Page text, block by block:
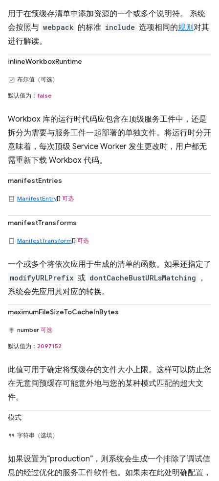
用于在预缓存清单中添加资源的一个或多个说明符。 系统
会按照与 webpack 的标准 include 选项相同的规则对其
进行解读。
inlineWorkboxRuntime
布尔值（可选）
默认值为： false
Workbox 库的运行时代码应包含在顶级服务工件中，还是
拆分为需要与服务工件一起部署的单独文件。将运行时分开
意味着，每次顶级 Service Worker 发生更改时，用户都无
需重新下载 Workbox 代码。
manifestEntries
ManifestEntry[] 可选
manifestTransforms
ManifestTransform[] 可选
一个或多个将依次应用于生成的清单的函数。如果还指定了
modifyURLPrefix 或 dontCacheBustURLsMatching
，
系统会先应用其对应的转换。
maximumFileSizeToCacheInBytes
number 可选
默认值为： 2097152
此值可用于确定将预缓存的文件大小上限。这样可以防止您
在无意间预缓存可能意外地与您的某种模式匹配的超大文
件。
模式
字符串（选填）
如果设置为“production”，则系统会生成一个排除了调试信
息的经过优化的服务工件软件包。如果未在此处明确配置，